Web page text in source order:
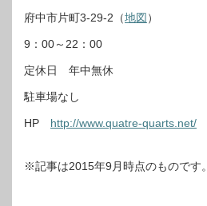
府中市片町3-29-2（地図 ）
9：00～22：00
定休日 年中無休
駐車場なし
HP http://www.quatre-quarts.net/
※記事は2015年9月時点のものです。